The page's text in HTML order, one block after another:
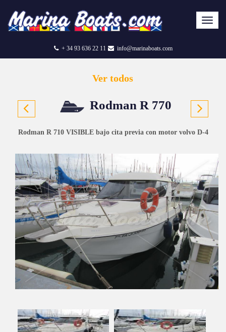
+ 34 93 636 22 11 info@marinaboats.com
Rodman R 770
Ver todos
Rodman R 710 VISIBLE bajo cita previa con motor volvo D-4